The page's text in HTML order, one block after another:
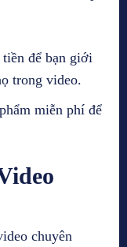
để bạn giới
trong video.
miễn phí để
chuyên